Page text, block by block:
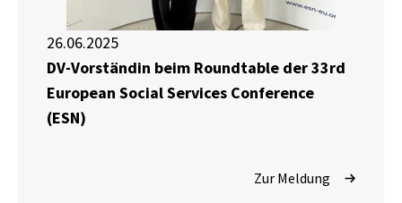
26.06.2025
DV-Vorständin beim Roundtable der 33rd
European Social Services Conference
(ESN)
Zur Meldung